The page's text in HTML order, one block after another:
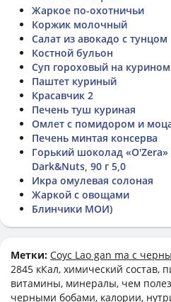
Жаркое по-охотничьи
Коржик молочный
Салат из авокадо с тунцом
Костной бульон
Суп гороховый на
Паштет куриный
Красавчик 2
Печень туш куриная
Омлет с помидором и
Печень минтая консерва
Горький шоколад
Dark&Nuts, 90 г 5,0
Икра омулевая солоная
Жаркой с овощами
Блинчики МОИ)
Метки: Соус Lao gan ma с
2845 кКал, химический состав,
витамины, минералы, чем
черными бобами, калории,